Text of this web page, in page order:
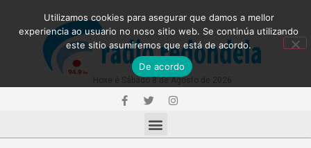
Utilizamos cookies para asegurar que damos a mellor
experiencia ao usuario no noso sitio web. Se continúa utilizando
este sitio asumiremos que está de acordo.
De acordo